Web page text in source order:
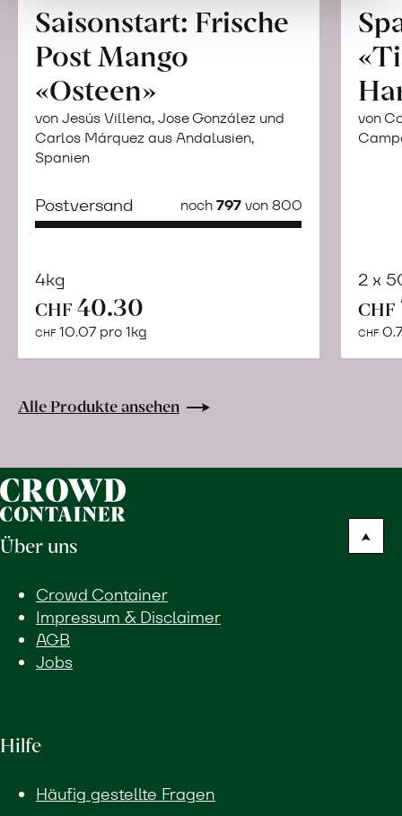
Saisonstart: Frische
Post Mango
«Osteen»
von Jesús Villena, Jose González und
Carlos Márquez aus Andalusien,
Spanien
Postversand noch797von 800
4kg
CHF 40.30
CHF 10.07 pro 1kg
Naturbelassene
Lebensmittel
von
2 x
CHF
CHF
Alle Produkte ansehen
Über uns
Crowd Container
Impressum & Disclaimer
AGB
Jobs
Hilfe
Häufig gestellte Fragen